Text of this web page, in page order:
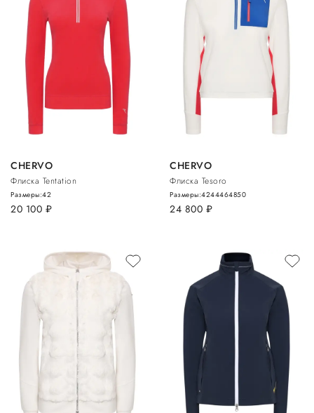
CHERVO
Флиска Tentation
20 100 руб.
Размеры:42
CHERVO
Флиска Tesoro
24 800 руб.
Размеры:4244464850